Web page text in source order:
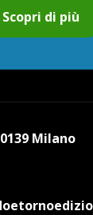
Scopri di più
Milano